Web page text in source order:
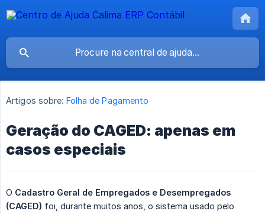
Artigos sobre: Folha de Pagamento
Geração do CAGED: apenas em
casos especiais
O Cadastro Geral de Empregados e Desempregados
(CAGED) foi, durante muitos anos, o sistema usado pelo